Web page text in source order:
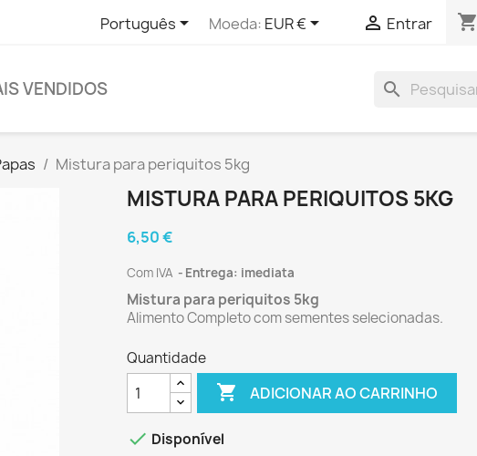
Português Moeda: EUR €  Entrar shopping_cart
VENDIDOS search
Mistura para periquitos 5kg
MISTURA PARA PERIQUITOS 5KG
6,50 €
Com IVA Entrega: imediata
Mistura para periquitos 5kg
Alimento Completo com sementes selecionadas.
Quantidade
 ADICIONAR AO CARRINHO
 Disponível